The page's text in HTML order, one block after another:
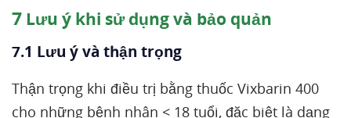
7 Lưu ý khi sử dụng và bảo quản
7.1 Lưu ý và thận trọng
Thận trọng khi điều trị bằng thuốc Vixbarin 400
cho những bệnh nhân < 18 tuổi, đặc biệt là dạng